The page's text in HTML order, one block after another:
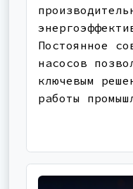
Постоянное
насосов
ключевым
работы